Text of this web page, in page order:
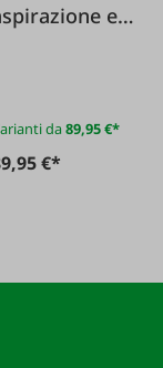
e
da89,95 €*
€*